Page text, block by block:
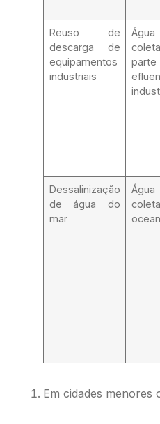
Reuso de
descarga de
equipamentos
industriais
Água
Dessalinização
de água do
mar
Água
Em cidades menores